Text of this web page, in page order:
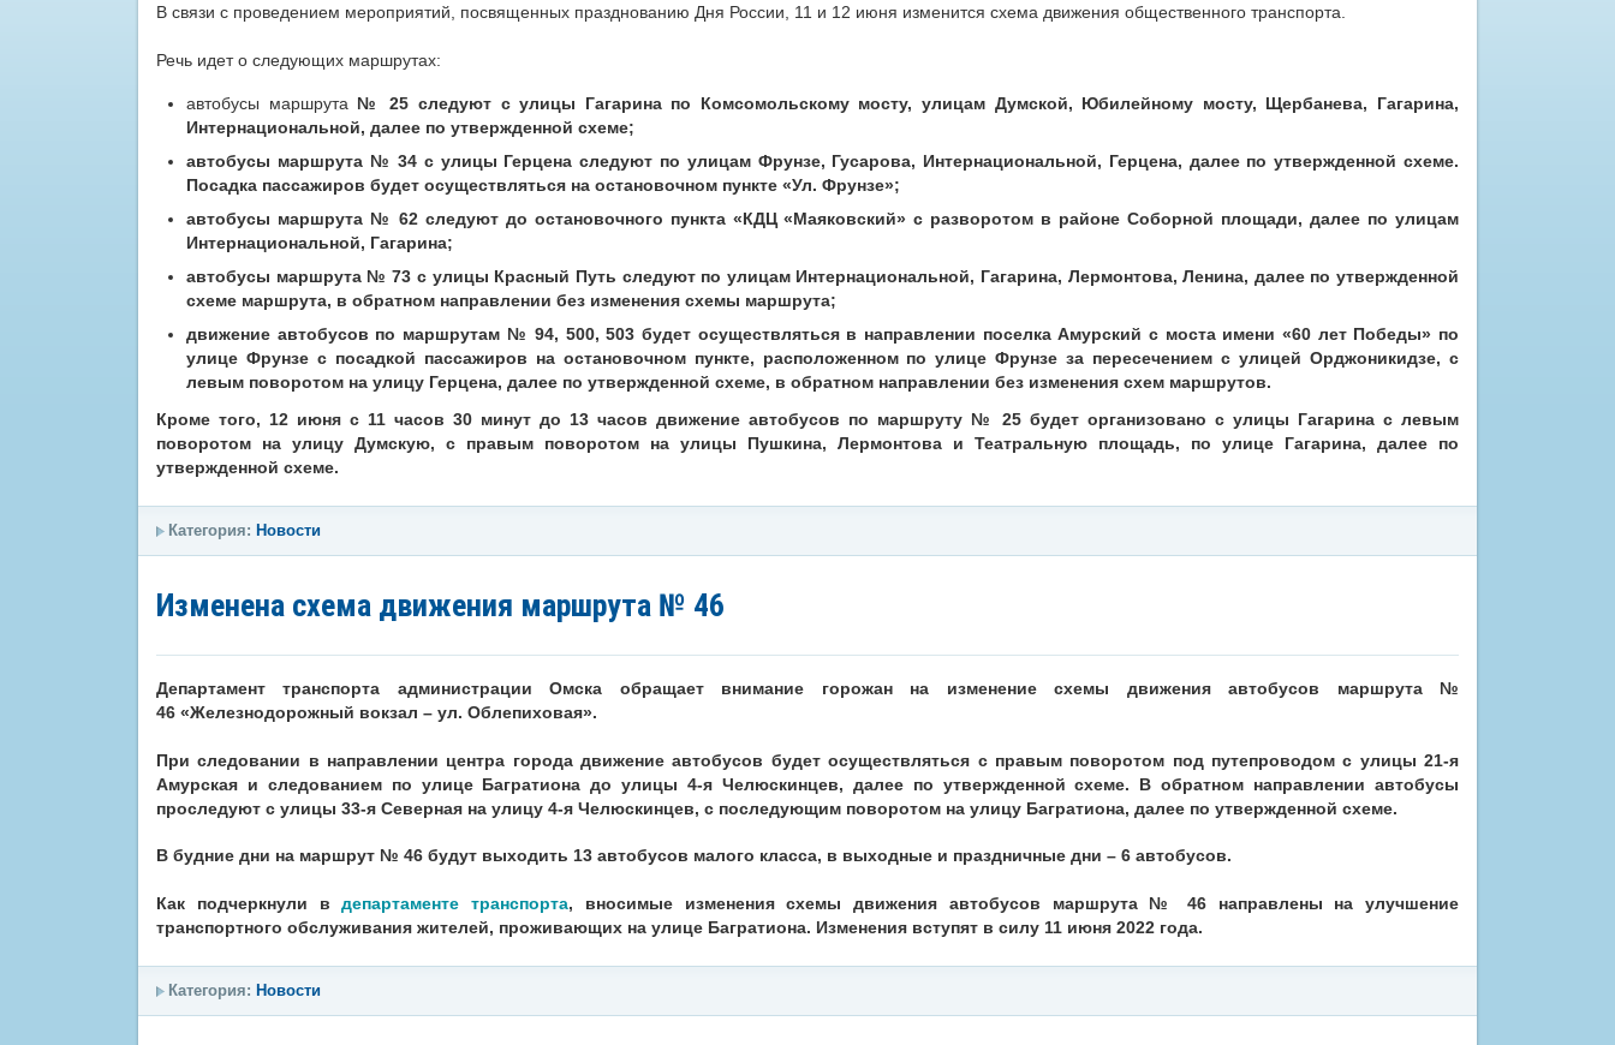
В связи с проведением мероприятий, посвященных празднованию Дня России, 11 и 12 июня изменится схема движения общественного транспорта.
Речь идет о следующих маршрутах:
автобусы маршрута № 25 следуют с улицы Гагарина по Комсомольскому мосту, улицам Думской, Юбилейному мосту, Щербанева, Гагарина,
Интернациональной, далее по утвержденной схеме;
автобусы маршрута № 34 с улицы Герцена следуют по улицам Фрунзе, Гусарова, Интернациональной, Герцена, далее по утвержденной схеме.
Посадка пассажиров будет осуществляться на остановочном пункте «Ул. Фрунзе»;
автобусы маршрута № 62 следуют до остановочного пункта «КДЦ «Маяковский» с разворотом в районе Соборной площади, далее по улицам
Интернациональной, Гагарина;
автобусы маршрута № 73 с улицы Красный Путь следуют по улицам Интернациональной, Гагарина, Лермонтова, Ленина, далее по утвержденной
схеме маршрута, в обратном направлении без изменения схемы маршрута;
движение автобусов по маршрутам № 94, 500,503 будет осуществляться в направлении поселка Амурский с моста имени «60 лет Победы» по
улице Фрунзе с посадкой пассажиров на остановочном пункте, расположенном по улице Фрунзе за пересечением с улицей Орджоникидзе, с
левым поворотом на улицу Герцена, далее по утвержденной схеме, в обратном направлении без изменения схем маршрутов.
Кроме того, 12 июня с 11 часов 30 минут до 13 часов движение автобусов по маршруту № 25 будет организовано с улицы Гагарина с левым
поворотом на улицу Думскую, с правым поворотом на улицы Пушкина, Лермонтова и Театральную площадь, по улице Гагарина, далее по
утвержденной схеме.
Категория: Новости
Изменена схема движения маршрута № 46
Департамент транспорта администрации Омска обращает внимание горожан на изменение схемы движения автобусов маршрута №
46 «Железнодорожный вокзал – ул. Облепиховая».
При следовании в направлении центра города движение автобусов будет осуществляться с правым поворотом под путепроводом с улицы 21-я
Амурская и следованием по улице Багратиона до улицы 4-я Челюскинцев, далее по утвержденной схеме. В обратном направлении автобусы
проследуют с улицы 33-я Северная на улицу 4-я Челюскинцев, с последующим поворотом на улицу Багратиона, далее по утвержденной схеме.
В будние дни на маршрут № 46 будут выходить 13 автобусов малого класса, в выходные и праздничные дни – 6 автобусов.
Как подчеркнули вдепартаменте транспорта, вносимые изменения схемы движения автобусов маршрута № 46 направлены на улучшение
транспортного обслуживания жителей, проживающих на улице Багратиона. Изменения вступят в силу 11 июня 2022 года.
Категория: Новости